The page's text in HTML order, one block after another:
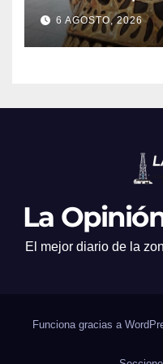
mundo con
6 AGOSTO, 2026
La
El mejor diario de la
Funciona gracias a